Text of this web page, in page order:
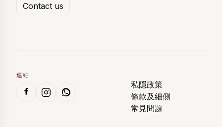
Contact us
連結
私隱政策
條款及細側
常見問題